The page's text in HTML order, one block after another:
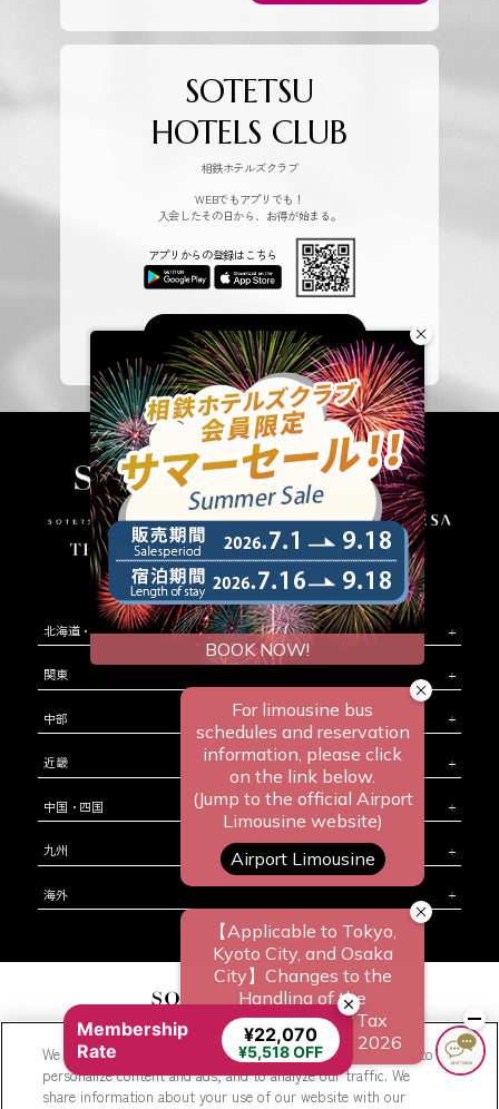
SOTETSU
HOTELS CLUB
相鉄ホテルズクラブ
WEBでもアプリでも！
入会したその日から、お得が始まる。
会員プログラム
アプリからの登録はこちら
北海道・東北
関東
中部
近畿
中国・四国
九州
海外
相鉄ホテルズ 公式SNS
お問い合わせ コラム
WEB利用規約
サイトポリシー
プライバシーポリシー カスタマーハラスメントに対する基本方針
We use cookies to improve your experience on our website, to
personalize content and ads, and to analyze our traffic. We
share information about your use of our website with our
Membership
Rate
¥22,070
¥5,518 OFF